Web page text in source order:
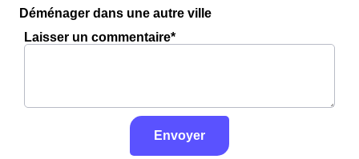
Déménager dans une autre ville
Laisser un commentaire*
Envoyer